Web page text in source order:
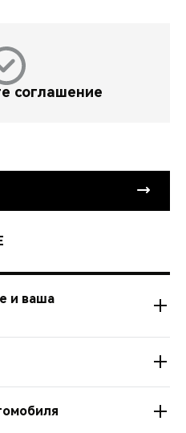
соглашение
и ваша
мира.
длительности работы
и сидений, зеркал и
замком дистанционно.